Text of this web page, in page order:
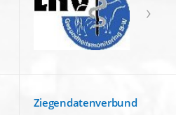
Ziegendatenverbund